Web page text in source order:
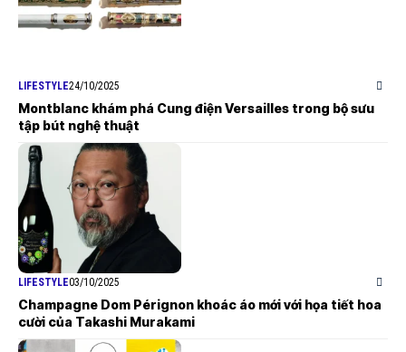
LIFESTYLE24/10/2025
Montblanc khám phá Cung điện Versailles trong bộ sưu
tập bút nghệ thuật
LIFESTYLE03/10/2025
Champagne Dom Pérignon khoác áo mới với họa tiết hoa
cười của Takashi Murakami